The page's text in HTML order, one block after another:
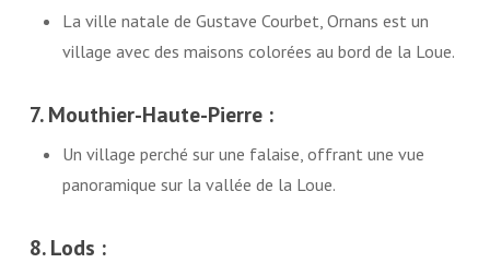
La ville natale de Gustave Courbet, Ornans est un
village avec des maisons colorées au bord de la Loue.
7. Mouthier-Haute-Pierre :
Un village perché sur une falaise, offrant une vue
panoramique sur la vallée de la Loue.
8. Lods :